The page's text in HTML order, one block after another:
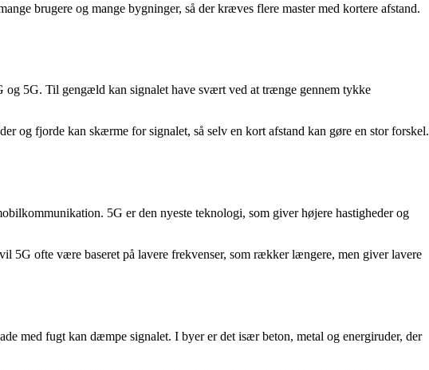
brugere og mange bygninger, så der kræves flere master med kortere afstand.
5G. Til gengæld kan signalet have svært ved at trænge gennem tykke
og fjorde kan skærme for signalet, så selv en kort afstand kan gøre en stor forskel.
5G er den nyeste teknologi, som giver højere hastigheder og
5G ofte være baseret på lavere frekvenser, som rækker længere, men giver lavere
med fugt kan dæmpe signalet. I byer er det især beton, metal og energiruder, der